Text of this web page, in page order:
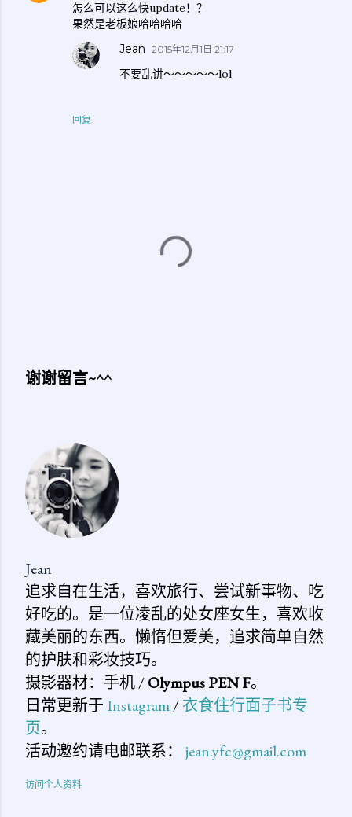
怎么可以这么快update！？
果然是老板娘哈哈哈哈
回复
Jean 2015年12月1日 21:17
不要乱讲～～～～～lol
论
谢谢留言~^^
Jean
追求自在生活，喜欢旅行、尝试新事物、吃
好吃的。是一位凌乱的处女座女生，喜欢收
藏美丽的东西。懒惰但爱美，追求简单自然
的护肤和彩妆技巧。
摄影器材：手机 /Olympus PEN F。
日常更新于 Instagram/衣食住行面子书专
页。
活动邀约请电邮联系： jean.yfc@gmail.com
访问个人资料